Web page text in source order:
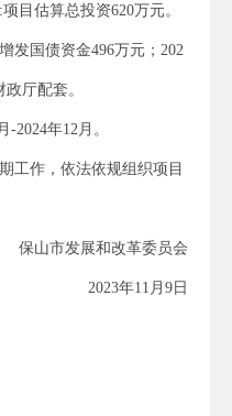
目估算总投资620万元。
发国债资金496万元；202
厅配套。
2024年12月。
工作，依法依规组织项目
保山市发展和改革委员会
2023年11月9日